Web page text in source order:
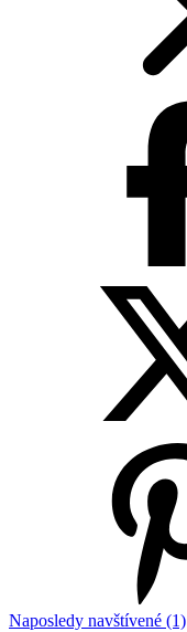
Naposledy navštívené (1)